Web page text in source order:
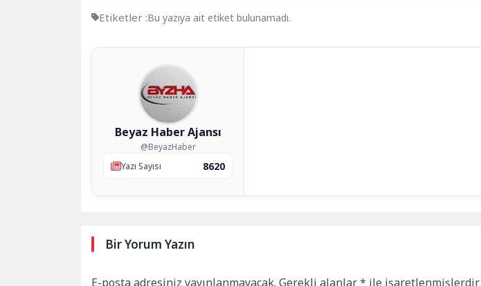
Etiketler :Bu yazıya ait etiket bulunamadı.
Beyaz Haber Ajansı
@BeyazHaber
Yazı Sayısı
8620
Bir Yorum Yazın
E-posta adresiniz yayınlanmayacak. Gerekli alanlar* ile işaretlenmişlerdir